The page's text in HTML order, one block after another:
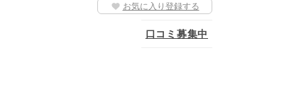
お気に入り登録する
口コミ募集中